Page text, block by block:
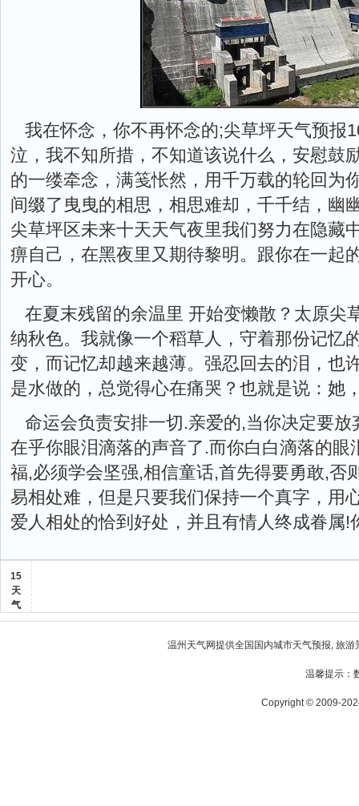
我在怀念，你不再怀念的;尖草坪天气预报
泣，我不知所措，不知道该说什么，安慰鼓
的一缕牵念，满笺怅然，用千万载的轮回为
间缀了曳曳的相思，相思难却，千千结，幽
尖草坪区未来十天天气夜里我们努力在隐藏
痹自己，在黑夜里又期待黎明。跟你在一起
开心。
在夏末残留的余温里 开始变懒散？太原尖
纳秋色。我就像一个稻草人，守着那份记忆
变，而记忆却越来越薄。强忍回去的泪，也
是水做的，总觉得心在痛哭？也就是说：她
命运会负责安排一切.亲爱的,当你决定要
在乎你眼泪滴落的声音了.而你白白滴落的眼
福,必须学会坚强,相信童话,首先得要勇敢,否
易相处难，但是只要我们保持一个真字，用
爱人相处的恰到好处，并且有情人终成眷属!
15
天
气
温州天气网提供全国国内城市天气预报, 旅游
温馨提示：
Copyright © 2009-